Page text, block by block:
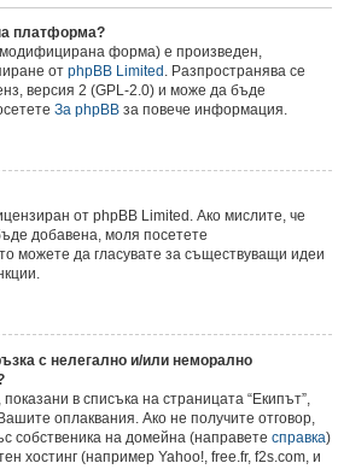
платформа?
форма) е произведен,
от phpBB Limited . Разпространява се
версия 2 (GPL-2.0) и може да бъде
За phpBB за повече информация.
от phpBB Limited. Ако мислите, че
добавена, моля посетете
можете да гласувате за съществуващи идеи
с нелегално и/или неморално
в списъка на страницата “Екипът”,
оплаквания. Ако не получите отговор,
собственика на домейна (направете справка)
хостинг (например Yahoo!, free.fr, f2s.com, и